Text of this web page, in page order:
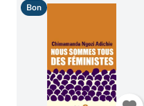
Bon